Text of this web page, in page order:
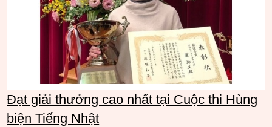
Đạt giải thưởng cao nhất tại Cuộc thi Hùng
biện Tiếng Nhật